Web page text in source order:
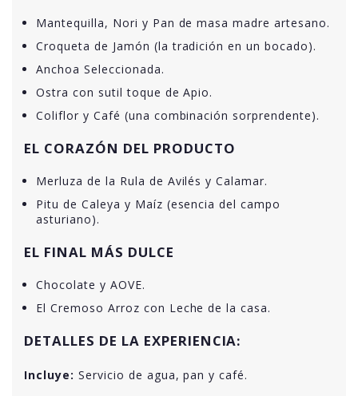
Mantequilla, Nori y Pan de masa madre artesano.
Croqueta de Jamón (la tradición en un bocado).
Anchoa Seleccionada.
Ostra con sutil toque de Apio.
Coliflor y Café (una combinación sorprendente).
EL CORAZÓN DEL PRODUCTO
Merluza de la Rula de Avilés y Calamar.
Pitu de Caleya y Maíz (esencia del campo
asturiano).
EL FINAL MÁS DULCE
Chocolate y AOVE.
El Cremoso Arroz con Leche de la casa.
DETALLES DE LA EXPERIENCIA:
Incluye: Servicio de agua, pan y café.